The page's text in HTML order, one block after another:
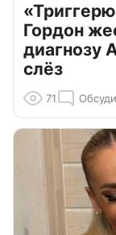
Гордон
диагнозу
слёз
71